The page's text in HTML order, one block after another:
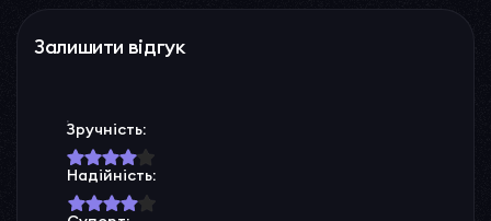
Залишити відгук
Зручність:
Надійність: